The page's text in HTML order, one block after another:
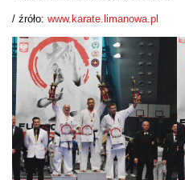
/ źróło: www.karate.limanowa.pl